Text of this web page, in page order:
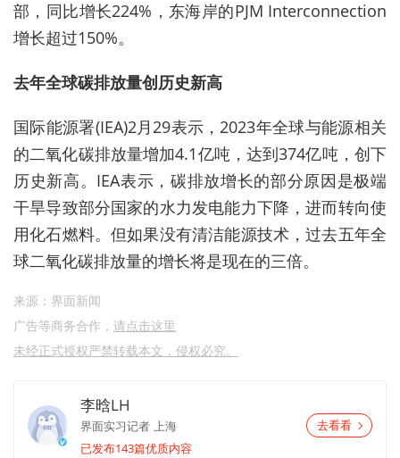
部，同比增长224%，东海岸的PJM Interconnection
增长超过150%。
去年全球碳排放量创历史新高
国际能源署(IEA)2月29表示，2023年全球与能源相关
的二氧化碳排放量增加4.1亿吨，达到374亿吨，创下
历史新高。IEA表示，碳排放增长的部分原因是极端
干旱导致部分国家的水力发电能力下降，进而转向使
用化石燃料。但如果没有清洁能源技术，过去五年全
球二氧化碳排放量的增长将是现在的三倍。
来源：界面新闻
广告等商务合作， 请点击这里
未经正式授权严禁转载本文，侵权必究。
李晗LH
界面实习记者 上海
已发布143篇优质内容
去看看